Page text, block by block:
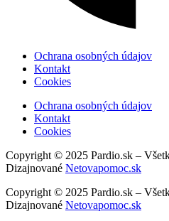
Ochrana osobných údajov
Kontakt
Cookies
Ochrana osobných údajov
Kontakt
Cookies
Copyright © 2025 Pardio.sk –
Dizajnované Netovapomoc.sk
Copyright © 2025 Pardio.sk –
Dizajnované Netovapomoc.sk